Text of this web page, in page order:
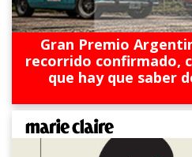
Gran Premio
recorrido confirmado,
que hay que saber